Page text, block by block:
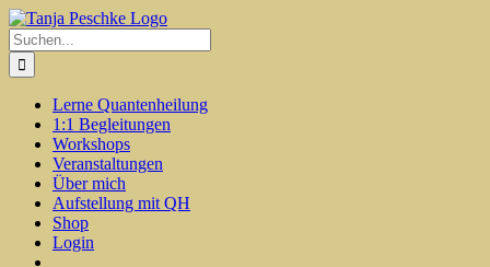
Zum
Inhalt
springen
Suche
nach:
Lerne Quantenheilung
1:1 Begleitungen
Workshops
Veranstaltungen
Über mich
Aufstellung mit QH
Shop
Login